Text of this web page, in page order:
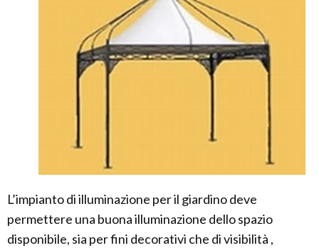
L’impianto di illuminazione per il giardino deve
permettere una buona illuminazione dello spazio
disponibile, sia per fini decorativi che di visibilità ,